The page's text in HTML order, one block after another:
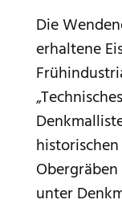
Die
erhaltene
unter